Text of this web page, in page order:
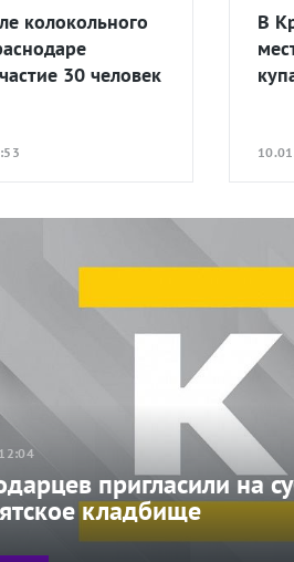
колокольного
30 человек
В
пригласили на
кладбище